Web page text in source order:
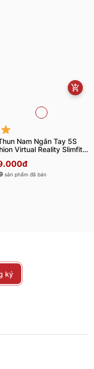
Nam Ngắn Tay 5S
Virtual Reality Slimfit
sản phẩm đã bán
ký